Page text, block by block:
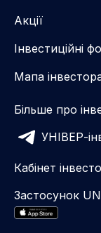
Акції
Інвестиційні
Мапа
Більше про
УНІВЕР-
Кабінет
Застосунок